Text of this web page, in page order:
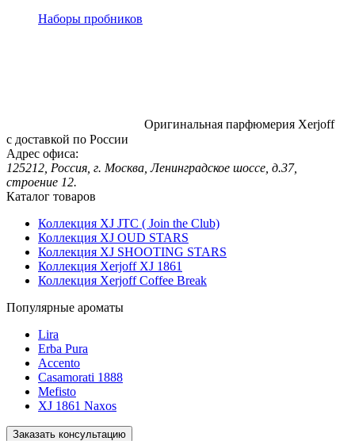
Наборы пробников
Оригинальная парфюмерия Xerjoff
с доставкой по России
Адрес офиса:
125212, Россия, г. Москва, Ленинградское шоссе, д.37,
строение 12.
Каталог товаров
Коллекция XJ JTC ( Join the Club)
Коллекция XJ OUD STARS
Коллекция XJ SHOOTING STARS
Коллекция Xerjoff XJ 1861
Коллекция Xerjoff Coffee Break
Популярные ароматы
Lira
Erba Pura
Accento
Casamorati 1888
Mefisto
XJ 1861 Naxos
Заказать консультацию